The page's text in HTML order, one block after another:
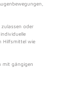
zulassen oder
Hilfsmittel wie
mit gängigen